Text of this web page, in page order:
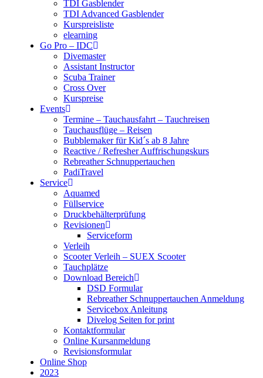
TDI Gasblender
TDI Advanced Gasblender
Kurspreisliste
elearning
Go Pro – IDC
Divemaster
Assistant Instructor
Scuba Trainer
Cross Over
Kurspreise
Events
Termine – Tauchausfahrt – Tauchreisen
Tauchausflüge – Reisen
Bubblemaker für Kid´s ab 8 Jahre
Reactive / Refresher Auffrischungskurs
Rebreather Schnuppertauchen
PadiTravel
Service
Aquamed
Füllservice
Druckbehälterprüfung
Revisionen
Serviceform
Verleih
Scooter Verleih – SUEX Scooter
Tauchplätze
Download Bereich
DSD Formular
Rebreather Schnuppertauchen Anmeldung
Servicebox Anleitung
Divelog Seiten for print
Kontaktformular
Online Kursanmeldung
Revisionsformular
Online Shop
2023